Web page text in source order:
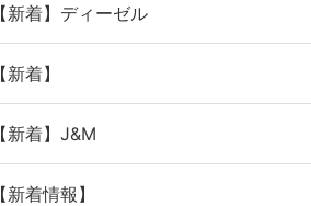
【新着】ディーゼル
【新着】
【新着】J&M
【新着情報】